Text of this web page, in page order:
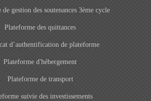
gestion des soutenances 3ème cycle
Plateforme des quittances
d’authentification de plateforme
Plateforme d'hébergement
Plateforme de transport
suivie des investissements